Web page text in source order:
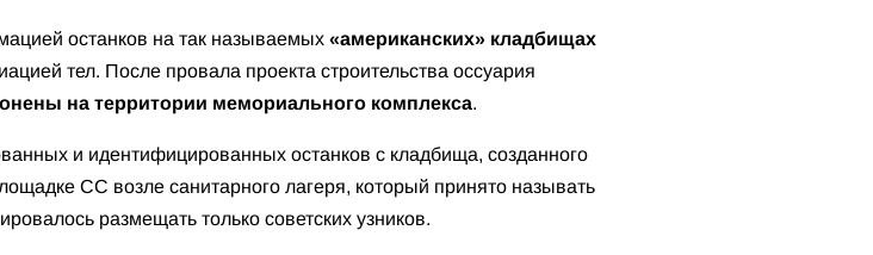
останков на так называемых «американских» кладбищах
тел. После провала проекта строительства оссуария
на территории мемориального комплекса.
и идентифицированных останков с кладбища, созданного
СС возле санитарного лагеря, который принято называть
размещать только советских узников.